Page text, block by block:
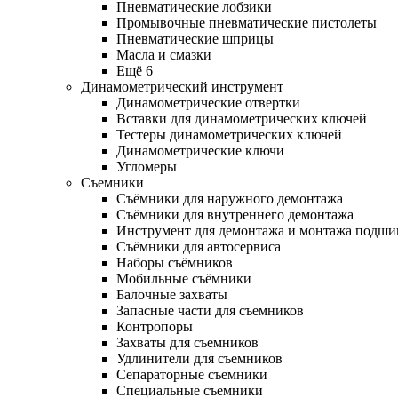
Пневматические лобзики
Промывочные пневматические пистолеты
Пневматические шприцы
Масла и смазки
Ещё 6
Динамометрический инструмент
Динамометрические отвертки
Вставки для динамометрических ключей
Тестеры динамометрических ключей
Динамометрические ключи
Угломеры
Съемники
Съёмники для наружного демонтажа
Съёмники для внутреннего демонтажа
Инструмент для демонтажа и монтажа
Съёмники для автосервиса
Наборы съёмников
Мобильные съёмники
Балочные захваты
Запасные части для съемников
Контропоры
Захваты для съемников
Удлинители для съемников
Сепараторные съемники
Специальные съемники